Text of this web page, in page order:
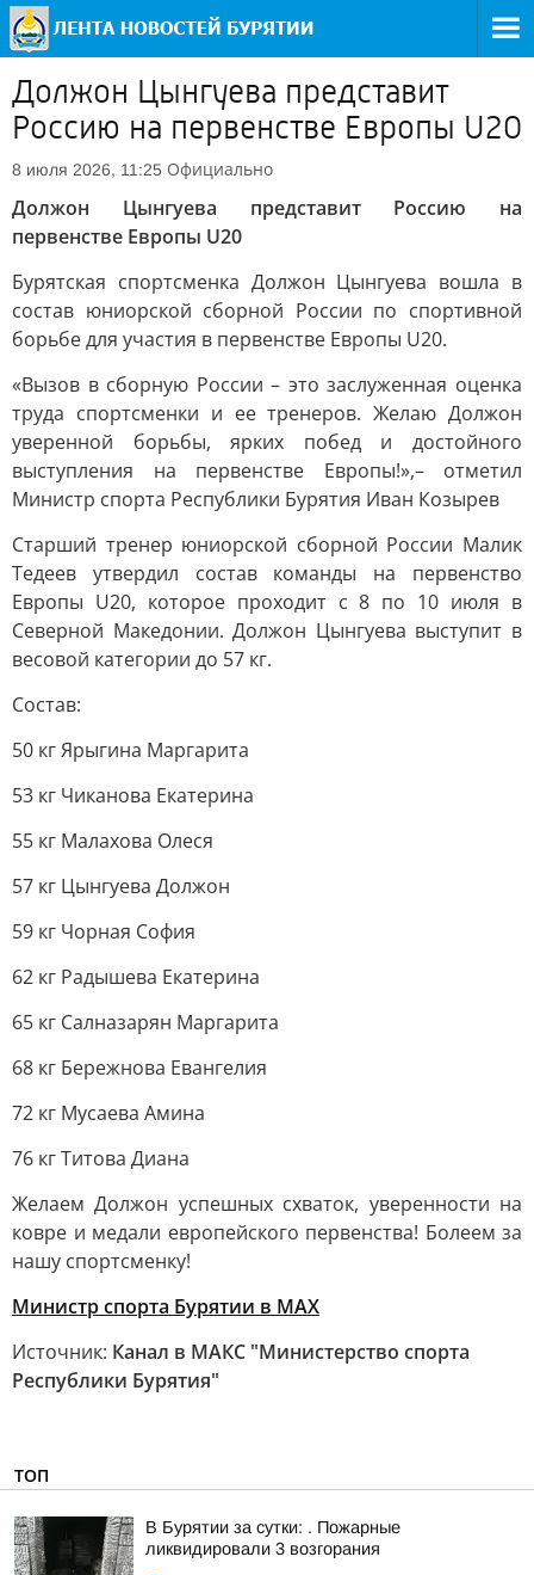
Должон Цынгуева представит
Россию на первенстве Европы U20
8 июля 2026, 11:25 Официально
Должон Цынгуева представит Россию на
первенстве Европы U20
Бурятская спортсменка Должон Цынгуева вошла в
состав юниорской сборной России по спортивной
борьбе для участия в первенстве Европы U20.
«Вызов в сборную России – это заслуженная оценка
труда спортсменки и ее тренеров. Желаю Должон
уверенной борьбы, ярких побед и достойного
выступления на первенстве Европы!»,– отметил
Министр спорта Республики Бурятия Иван Козырев
Старший тренер юниорской сборной России Малик
Тедеев утвердил состав команды на первенство
Европы U20, которое проходит с 8 по 10 июля в
Северной Македонии. Должон Цынгуева выступит в
весовой категории до 57 кг.
Состав:
50 кг Ярыгина Маргарита
53 кг Чиканова Екатерина
55 кг Малахова Олеся
57 кг Цынгуева Должон
59 кг Чорная София
62 кг Радышева Екатерина
65 кг Салназарян Маргарита
68 кг Бережнова Евангелия
72 кг Мусаева Амина
76 кг Титова Диана
Желаем Должон успешных схваток, уверенности на
ковре и медали европейского первенства! Болеем за
нашу спортсменку!
Министр спорта Бурятии в MAX
Источник: Канал в МАКС "Министерство спорта
Республики Бурятия"
ТОП
В Бурятии за сутки: . Пожарные
ликвидировали 3 возгорания